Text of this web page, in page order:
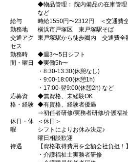
◆物品管理： 院内備品の在庫管
など
給与
時給1550円〜2312円 ＜交通費
勤務地
横浜市戸塚区 東戸塚駅そば
交通アク
セス
東戸塚駅から徒歩圏内 交通費全
勤務時
間・曜日
◆週3〜5日シフト
◆実働5h〜
・8:30-13:30(休憩なし)
・9:00-18:00(休憩1h)
・17:00-翌9:00(休憩2h) など
応募資
格・経験
◆無資格、未経験OK
◆有資格、経験者優遇
⇒初任者研修/実務者研修/介護福
休日・休
暇
＜休日＞
シフトによりお休み決定♪
曜日相談歓迎
待遇
【資格取得費用を全額会社負担！】
・介護福祉士実務者研修